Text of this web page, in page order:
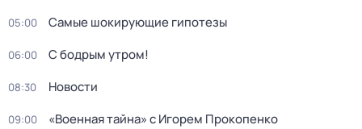
05:00 Самые шoкиpующие гипотезы
06:00 С бодрым утром!
08:30 Новости
09:00 «Военная тайна» с Игорем Прокопенко